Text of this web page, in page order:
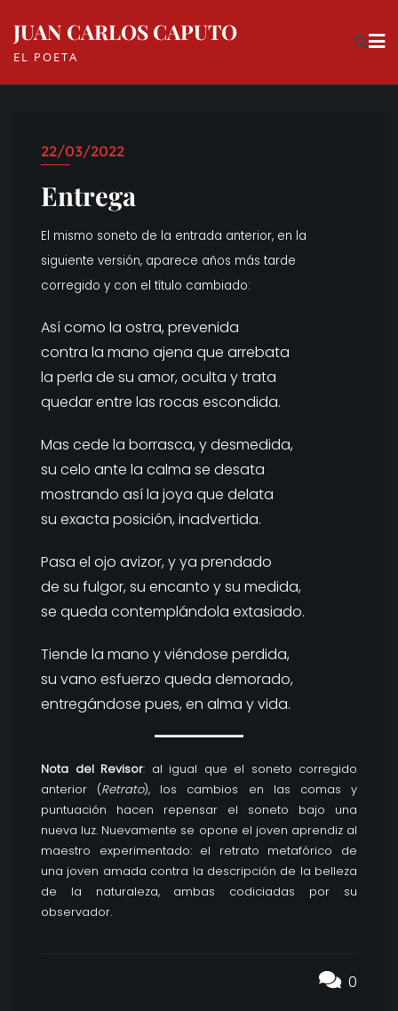
content
JUAN CARLOS CAPUTO
EL POETA
22/03/2022
Entrega
El mismo soneto de la entrada anterior, en la
siguiente versión, aparece años más tarde
corregido y con el título cambiado:
Así como la ostra, prevenida
contra la mano ajena que arrebata
la perla de su amor, oculta y trata
quedar entre las rocas escondida.
Mas cede la borrasca, y desmedida,
su celo ante la calma se desata
mostrando así la joya que delata
su exacta posición, inadvertida.
Pasa el ojo avizor, y ya prendado
de su fulgor, su encanto y su medida,
se queda contemplándola extasiado.
Tiende la mano y viéndose perdida,
su vano esfuerzo queda demorado,
entregándose pues, en alma y vida.
Nota del Revisor: al igual que el soneto corregido
anterior (Retrato), los cambios en las comas y
puntuación hacen repensar el soneto bajo una
nueva luz. Nuevamente se opone el joven aprendiz al
maestro experimentado: el retrato metafórico de
una joven amada contra la descripción de la belleza
de la naturaleza, ambas codiciadas por su
observador.
0